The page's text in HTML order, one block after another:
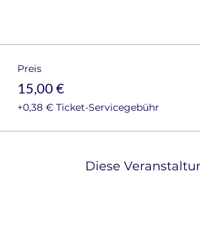
Preis
15,00 €
+0,38 € Ticket-Servicegebühr
Diese